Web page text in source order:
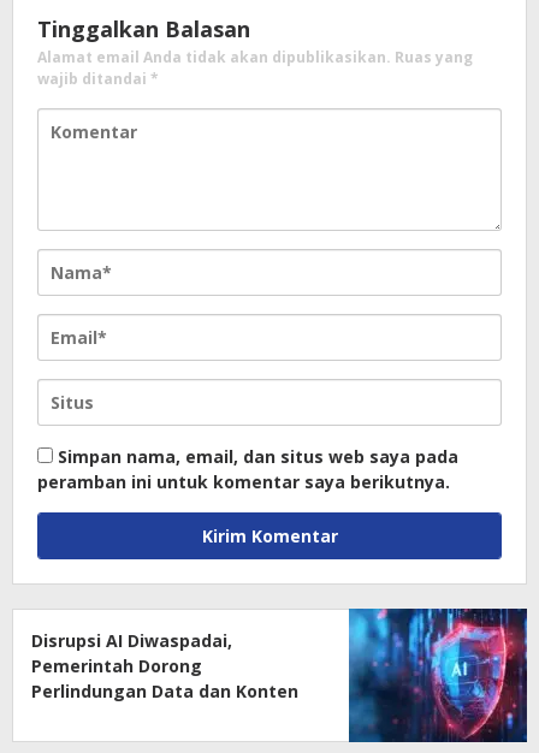
Tinggalkan Balasan
Alamat email Anda tidak akan dipublikasikan. Ruas yang
wajib ditandai *
Simpan nama, email, dan situs web saya pada
peramban ini untuk komentar saya berikutnya.
Disrupsi AI Diwaspadai,
Pemerintah Dorong
Perlindungan Data dan Konten